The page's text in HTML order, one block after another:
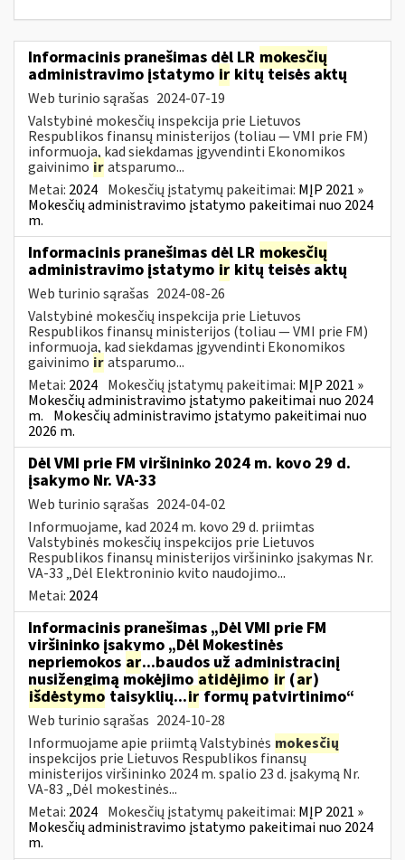
Informacinis pranešimas dėl LR mokesčių
administravimo įstatymo ir kitų teisės aktų
Web turinio sąrašas 2024-07-19
Valstybinė mokesčių inspekcija prie Lietuvos
Respublikos finansų ministerijos (toliau — VMI prie FM)
informuoja, kad siekdamas įgyvendinti Ekonomikos
gaivinimo iratsparumo...
Metai: 2024 Mokesčių įstatymų pakeitimai: MĮP 2021 »
Mokesčių administravimo įstatymo pakeitimai nuo 2024
m.
Informacinis pranešimas dėl LR mokesčių
administravimo įstatymo ir kitų teisės aktų
Web turinio sąrašas 2024-08-26
Valstybinė mokesčių inspekcija prie Lietuvos
Respublikos finansų ministerijos (toliau — VMI prie FM)
informuoja, kad siekdamas įgyvendinti Ekonomikos
gaivinimo iratsparumo...
Metai: 2024 Mokesčių įstatymų pakeitimai: MĮP 2021 »
Mokesčių administravimo įstatymo pakeitimai nuo 2024
m. Mokesčių administravimo įstatymo pakeitimai nuo
2026 m.
Dėl VMI prie FM viršininko 2024 m. kovo 29 d.
įsakymo Nr. VA-33
Web turinio sąrašas 2024-04-02
Informuojame, kad 2024 m. kovo 29 d. priimtas
Valstybinės mokesčių inspekcijos prie Lietuvos
Respublikos finansų ministerijos viršininko įsakymas Nr.
VA-33 „Dėl Elektroninio kvito naudojimo...
Metai: 2024
Informacinis pranešimas „Dėl VMI prie FM
viršininko įsakymo „Dėl Mokestinės
nepriemokos ar...baudos už administracinį
nusižengimą mokėjimo atidėjimo ir (ar)
išdėstymo taisyklių...irformų patvirtinimo“
Web turinio sąrašas 2024-10-28
Informuojame apie priimtą Valstybinės mokesčių
inspekcijos prie Lietuvos Respublikos finansų
ministerijos viršininko 2024 m. spalio 23 d. įsakymą Nr.
VA-83 „Dėl mokestinės...
Metai: 2024 Mokesčių įstatymų pakeitimai: MĮP 2021 »
Mokesčių administravimo įstatymo pakeitimai nuo 2024
m.